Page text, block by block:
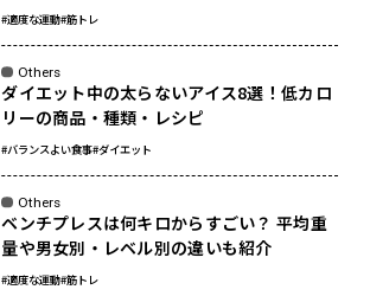
#適度な運動#筋トレ
Others
ダイエット中の太らないアイス8選！低カロ
リーの商品・種類・レシピ
#バランスよい食事#ダイエット
Others
ベンチプレスは何キロからすごい？ 平均重
量や男女別・レベル別の違いも紹介
#適度な運動#筋トレ